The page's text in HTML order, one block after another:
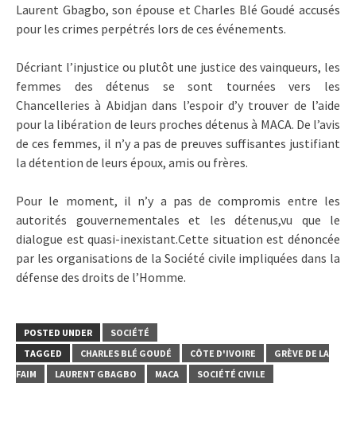
Laurent Gbagbo, son épouse et Charles Blé Goudé accusés
pour les crimes perpétrés lors de ces événements.
Décriant l’injustice ou plutôt une justice des vainqueurs, les
femmes des détenus se sont tournées vers les
Chancelleries à Abidjan dans l’espoir d’y trouver de l’aide
pour la libération de leurs proches détenus à MACA. De l’avis
de ces femmes, il n’y a pas de preuves suffisantes justifiant
la détention de leurs époux, amis ou frères.
Pour le moment, il n’y a pas de compromis entre les
autorités gouvernementales et les détenus,vu que le
dialogue est quasi-inexistant.Cette situation est dénoncée
par les organisations de la Société civile impliquées dans la
défense des droits de l’Homme.
POSTED UNDER
SOCIÉTÉ
TAGGED
CHARLES BLÉ GOUDÉ CÔTE D'IVOIRE
GRÈVE DE LA
FAIM
LAURENT GBAGBO MACA SOCIÉTÉ CIVILE